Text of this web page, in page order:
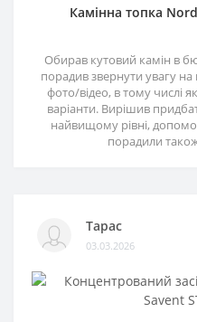
Камінна топка
Обирав кутовий камін в
порадив звернути увагу
фото/відео, в тому числі
варіанти. Вирішив
найвищому рівні,
порадили
Тарас
03.03.2026